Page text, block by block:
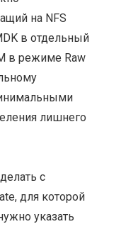
на NFS
в отдельный
в режиме Raw
лишнего
с
для которой
указать